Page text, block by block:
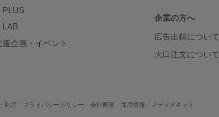
PLUS
LAB
援企画・イベント
企業の方へ
広告出稿について
大口注文について
利用 プライバシーポリシー 会社概要 採用情報 メディアキット